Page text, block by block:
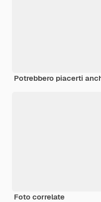
Potrebbero piacerti
Foto correlate